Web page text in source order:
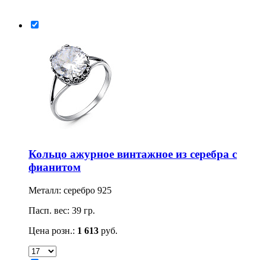
Кольцо ажурное винтажное из серебра с
фианитом
Металл: серебро 925
Пасп. вес: 39 гр.
Цена розн.: 1 613 руб.